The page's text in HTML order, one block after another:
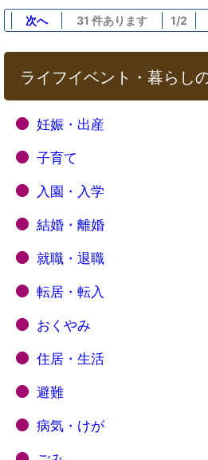
次へ 31 件あります 1/2
ライフイベント・暮らし
妊娠・出産
子育て
入園・入学
結婚・離婚
就職・退職
転居・転入
おくやみ
住居・生活
避難
病気・けが